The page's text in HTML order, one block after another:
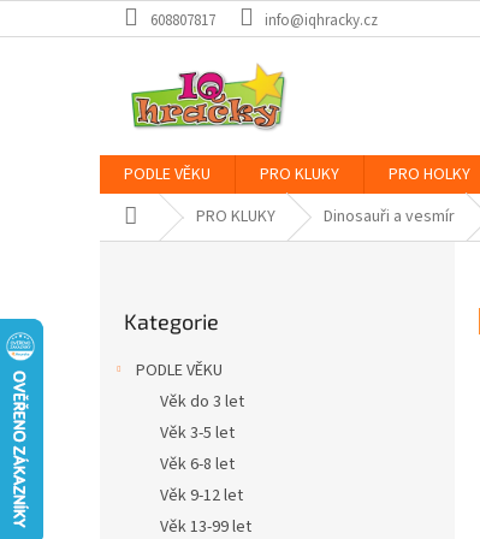
na
608807817 info@iqhracky.cz
PODLE VĚKU PRO KLUKY PRO HOLKY
Domů PRO KLUKY Dinosauři a vesmír
kategorie
Kategorie
PODLE VĚKU
Věk do 3 let
Věk 3-5 let
Věk 6-8 let
Věk 9-12 let
Věk 13-99 let